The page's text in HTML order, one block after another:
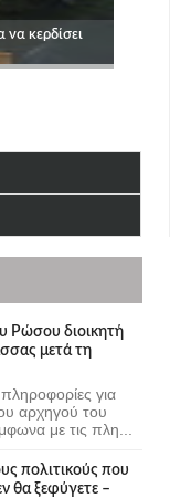
Ρώσου διοικητή
μετά τη
για
αρχηγού του
με τις πλη...
πολιτικούς που
θα ξεφύγετε –